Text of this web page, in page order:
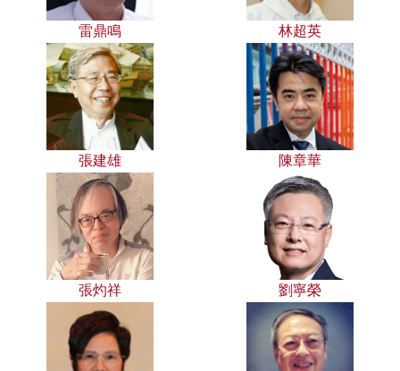
雷鼎鳴 林超英
張建雄 陳章華
張灼祥 劉寧榮